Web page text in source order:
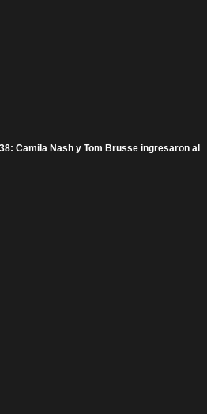
Camila Nash y Tom Brusse ingresaron al